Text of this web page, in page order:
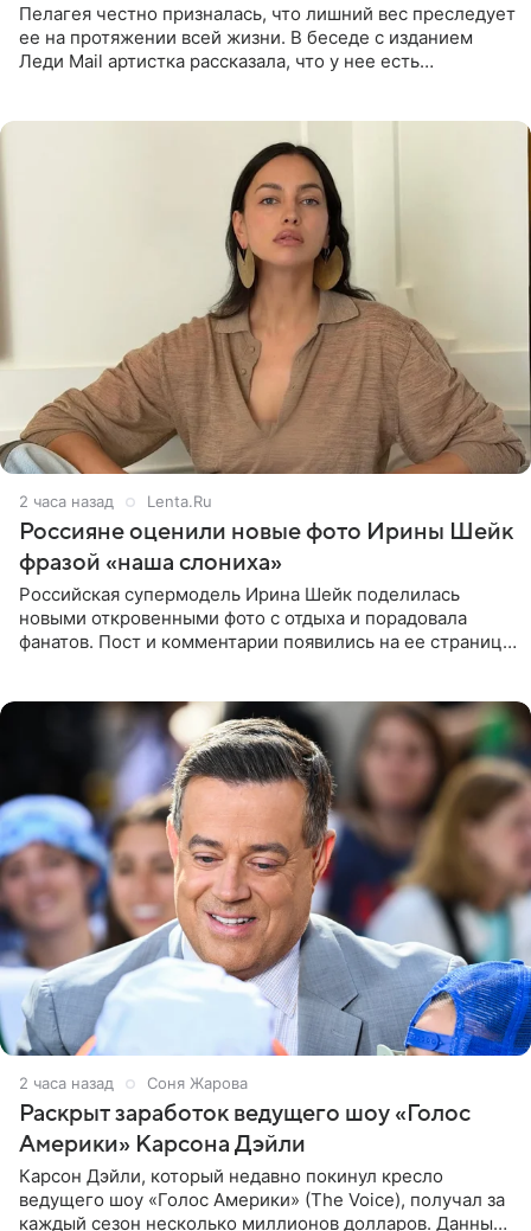
Пелагея честно призналась, что лишний вес преследует
ее на протяжении всей жизни. В беседе с изданием
Леди Mail артистка рассказала, что у нее есть
2 часа назад Lenta.Ru
Россияне оценили новые фото Ирины Шейк
фразой «наша слониха»
Российская супермодель Ирина Шейк поделилась
новыми откровенными фото с отдыха и порадовала
фанатов. Пост и комментарии появились на ее странице
2 часа назад Соня Жарова
Раскрыт заработок ведущего шоу «Голос
Америки» Карсона Дэйли
Карсон Дэйли, который недавно покинул кресло
ведущего шоу «Голос Америки» (The Voice), получал за
каждый сезон несколько миллионов долларов. Данные